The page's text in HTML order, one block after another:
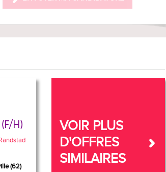
H)
(62)
VOIR PLUS
D'OFFRES
SIMILAIRES